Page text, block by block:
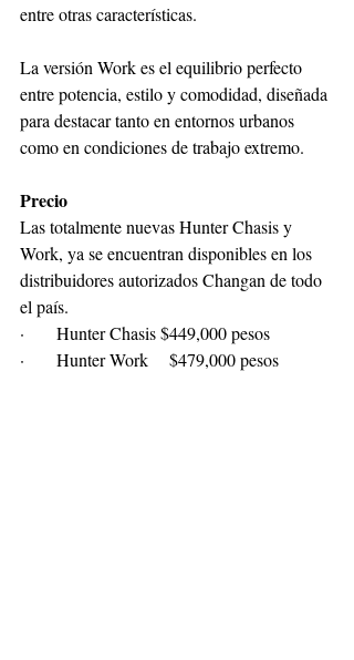
entre otras características.
La versión Work es el equilibrio perfecto
entre potencia, estilo y comodidad, diseñada
para destacar tanto en entornos urbanos
como en condiciones de trabajo extremo.
Precio
Las totalmente nuevas Hunter Chasis y
Work, ya se encuentran disponibles en los
distribuidores autorizados Changan de todo
el país.
·      Hunter Chasis $449,000 pesos
·      Hunter Work    $479,000 pesos